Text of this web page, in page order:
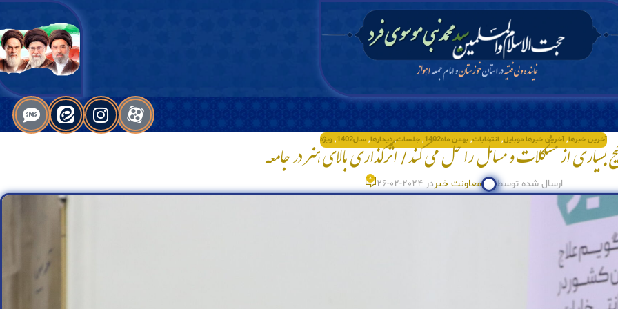
آخرین خبرها, آخرین خبرها موبایل, انتخابات, بهمن ماه1402 , جلسات,دیدارها, سال1402 , ویژه
بسیاری از مشکلات و مسائل را حل می کند/ اثرگذاری بالای هنر در جامعه
ارسال شده توسط معاونت خبر در 2024-02-26 0